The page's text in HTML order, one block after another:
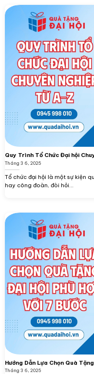
Quy Trình Tổ Chức Đại hội
Tháng 3 6, 2025
Tổ chức đại hội là một sự kiện
hay công đoàn, đòi hỏi...
Hướng Dẫn Lựa Chọn Quà
Tháng 3 6, 2025